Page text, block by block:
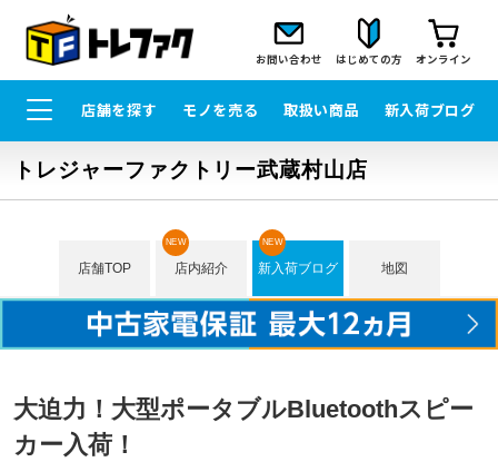
お問い合わせ はじめての方 オンライン
店舗を探す モノを売る 取扱い商品 新入荷ブログ
トレジャーファクトリー武蔵村山店
店舗TOP 店内紹介
NEW
新入荷ブログ
NEW
地図
大迫力！大型ポータブルBluetoothスピー
カー入荷！